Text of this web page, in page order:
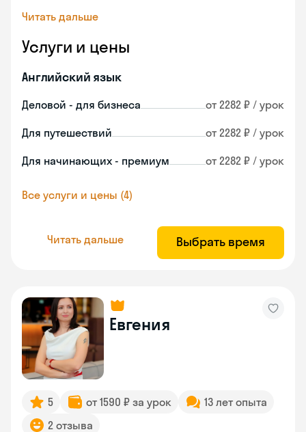
Читать дальше
Услуги и цены
Английский язык
Деловой - для бизнеса от 2282 ₽ / урок
Для путешествий от 2282 ₽ / урок
Для начинающих - премиум от 2282 ₽ / урок
Все услуги и цены (4)
Читать дальше Выбрать время
Евгения
5 от 1590 ₽ за урок
13 лет опыта
2 отзыва